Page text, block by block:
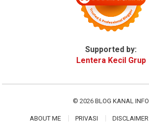
Supported by:
Lentera Kecil Grup
© 2026 BLOG KANAL INFO
ABOUT ME PRIVASI DISCLAIMER